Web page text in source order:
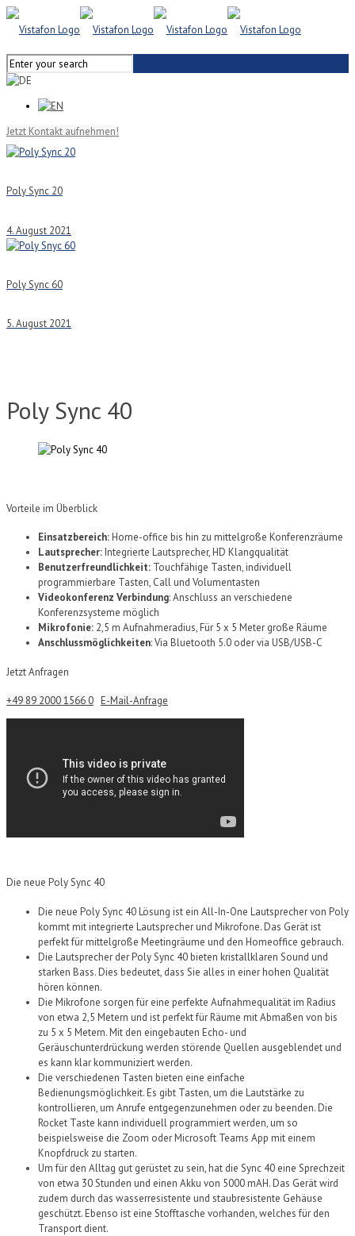
Jetzt Kontakt aufnehmen!
Poly Sync 20
4. August 2021
Poly Sync 60
5. August 2021
Poly Sync 40
Vorteile im Überblick
Einsatzbereich:Home-office bis hin zu mittelgroße Konferenzräume
Lautsprecher:Integrierte Lautsprecher, HD Klangqualität
Benutzerfreundlichkeit: Touchfähige Tasten, individuell
programmierbare Tasten, Call und Volumentasten
Videokonferenz Verbindung: Anschluss an verschiedene
Konferenzsysteme möglich
Mikrofonie: 2,5 m Aufnahmeradius, Für 5 x 5 Meter große Räume
Anschlussmöglichkeiten:Via Bluetooth 5.0 oder via USB/USB-C
Jetzt Anfragen
+49 89 2000 1566 0 E-Mail-Anfrage
Die neue Poly Sync 40
Die neue Poly Sync 40 Lösung ist ein All-In-One Lautsprecher von Poly
kommt mit integrierte Lautsprecher und Mikrofone. Das Gerät ist
perfekt für mittelgroße Meetingräume und den Homeoffice gebrauch.
Die Lautsprecher der Poly Sync 40 bieten kristallklaren Sound und
starken Bass. Dies bedeutet, dass Sie alles in einer hohen Qualität
hören können.
Die Mikrofone sorgen für eine perfekte Aufnahmequalität im Radius
von etwa 2,5 Metern und ist perfekt für Räume mit Abmaßen von bis
zu 5 x 5 Metern. Mit den eingebauten Echo- und
Geräuschunterdrückung werden störende Quellen ausgeblendet und
es kann klar kommuniziert werden.
Die verschiedenen Tasten bieten eine einfache
Bedienungsmöglichkeit. Es gibt Tasten, um die Lautstärke zu
kontrollieren, um Anrufe entgegenzunehmen oder zu beenden. Die
Rocket Taste kann individuell programmiert werden, um so
beispielsweise die Zoom oder Microsoft Teams App mit einem
Knopfdruck zu starten.
Um für den Alltag gut gerüstet zu sein, hat die Sync 40 eine Sprechzeit
von etwa 30 Stunden und einen Akku von 5000 mAH. Das Gerät wird
zudem durch das wasserresistente und staubresistente Gehäuse
geschützt. Ebenso ist eine Stofftasche vorhanden, welches für den
Transport dient.